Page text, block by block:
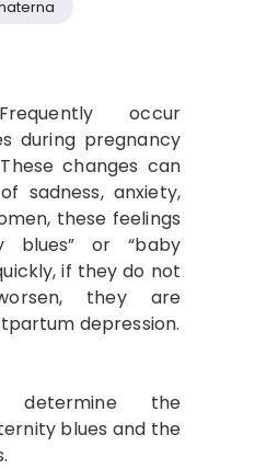
occur
during pregnancy
changes can
sadness, anxiety,
these feelings
blues” or “baby
if they do not
they are
depression.
the
blues and the